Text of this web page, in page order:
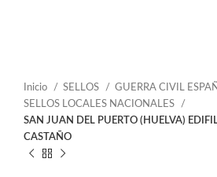
Inicio SELLOS
GUERRA CIVIL
SELLOS LOCALES NACIONALES
SAN JUAN DEL PUERTO (HUELVA)
CASTAÑO